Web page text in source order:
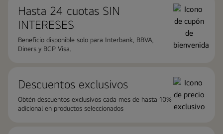
Hasta 24 cuotas ​SIN
INTERESES
Beneficio disponible solo para Interbank, BBVA,
Diners y BCP Visa.
Descuentos exclusivos
Obtén descuentos exclusivos cada mes de hasta 10%
adicional en productos seleccionados